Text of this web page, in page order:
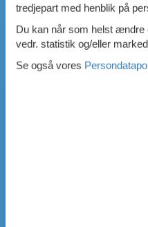
tredjepart med henblik på
Du kan når som helst ændre
vedr. statistik og/eller
Se også vores